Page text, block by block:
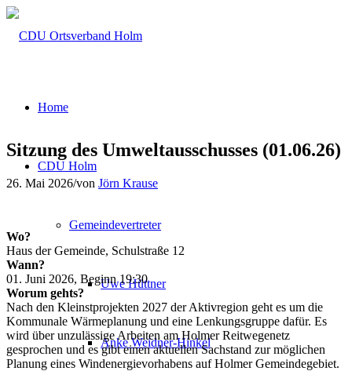
Home
CDU Holm
Gemeindevertreter
Uwe Hüttner
Anke Weidner-Hinkel
Sitzung des Umweltausschusses (01.06.26)
26. Mai 2026/von Jörn Krause
Wo?
Haus der Gemeinde, Schulstraße 12
Wann?
01. Juni 2026, Beginn 19:30
Worum gehts?
Nach den Kleinstprojekten 2027 der Aktivregion geht es um die
Kommunale Wärmeplanung und eine Lenkungsgruppe dafür. Es
wird über unzulässige Arbeiten am Holmer Reitwegenetz
gesprochen und es gibt einen aktuellen Sachstand zur möglichen
Planung eines Windenergievorhabens auf Holmer Gemeindegebiet.